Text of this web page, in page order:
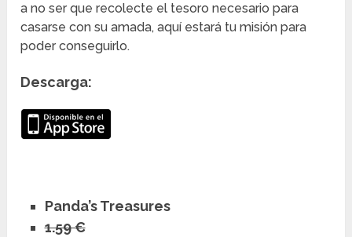
a no ser que recolecte el tesoro necesario para
casarse con su amada, aquí estará tu misión para
poder conseguirlo.
Descarga:
Panda’s Treasures
1.59 €